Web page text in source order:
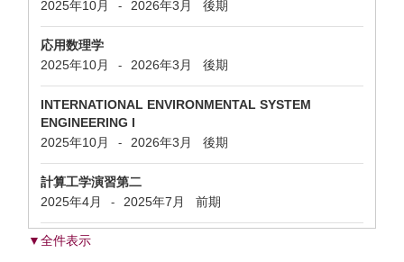
2025年10月
- 2026年3月 後期
応用数理学
2025年10月
- 2026年3月 後期
INTERNATIONAL ENVIRONMENTAL SYSTEM
ENGINEERING I
2025年10月
- 2026年3月 後期
計算工学演習第二
2025年4月
- 2025年7月 前期
▼全件表示